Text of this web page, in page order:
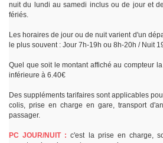
nuit du lundi au samedi inclus ou de jour et
fériés.
Les horaires de jour ou de nuit varient d'un
le plus souvent : Jour 7h-19h ou 8h-20h / Nuit
Quel que soit le montant affiché au compteur
inférieure à 6.40€
Des suppléments tarifaires sont applicables
colis, prise en charge en gare, transport
passager.
PC JOUR/NUIT : c'est la prise en charge,